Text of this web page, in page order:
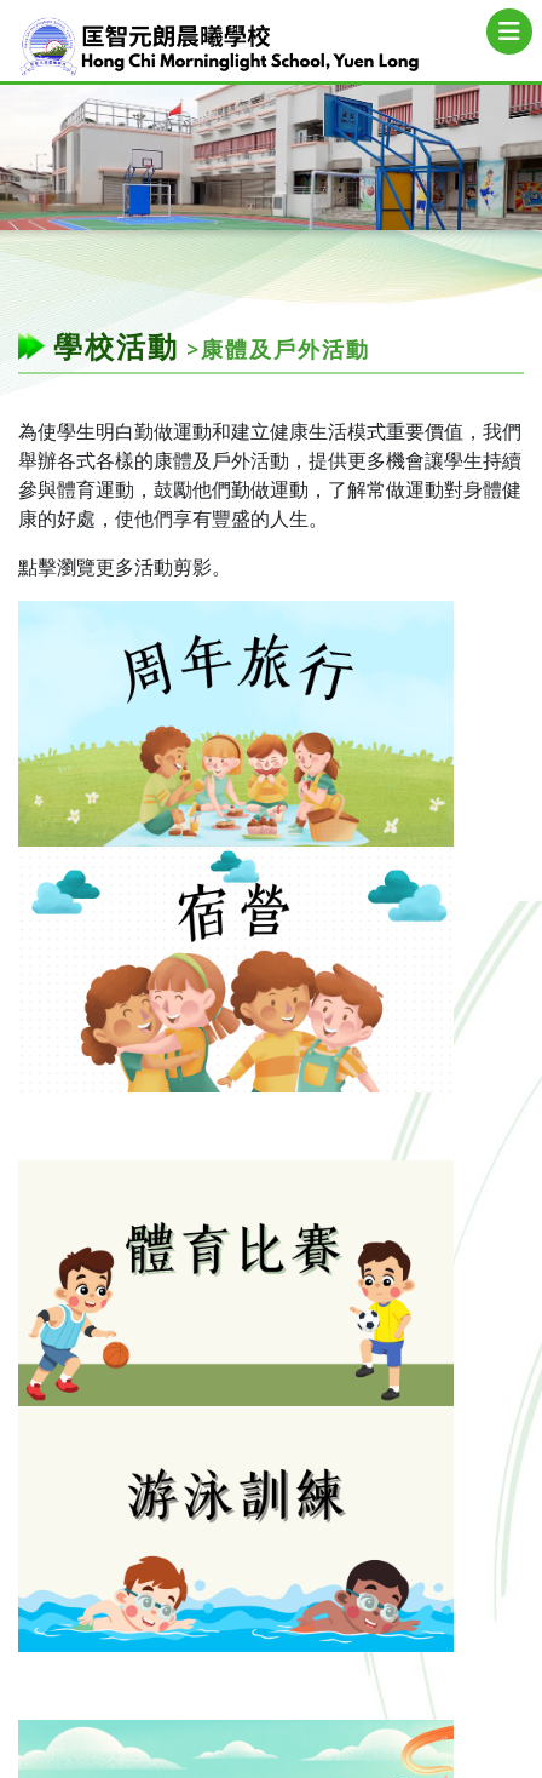
學校活動 >康體及戶外活動
為使學生明白勤做運動和建立健康生活模式重要價值，我們
舉辦各式各樣的康體及戶外活動，提供更多機會讓學生持續
參與體育運動，鼓勵他們勤做運動，了解常做運動對身體健
康的好處，使他們享有豐盛的人生。
點擊瀏覽更多活動剪影。